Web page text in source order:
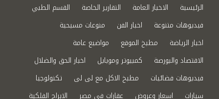
الرئيسية الاخبار العامة التقارير الخاصة
القسم الطبي
فيديوهات متنوعة
اخبار الفن
منوعات مسيحية
اخبار الرياضة
مطبخ الموقع
مواضيع عامة
الاقتصاد والبورصة
كمبيوتر وموبايل
اخبار الحق والضلال
فيديوهات فضائيات
مطبخ الاكل مع لى لى
تكنولوجيا
سيارات
اسعار وعروض عقارات في مصر الابراج الفلكية